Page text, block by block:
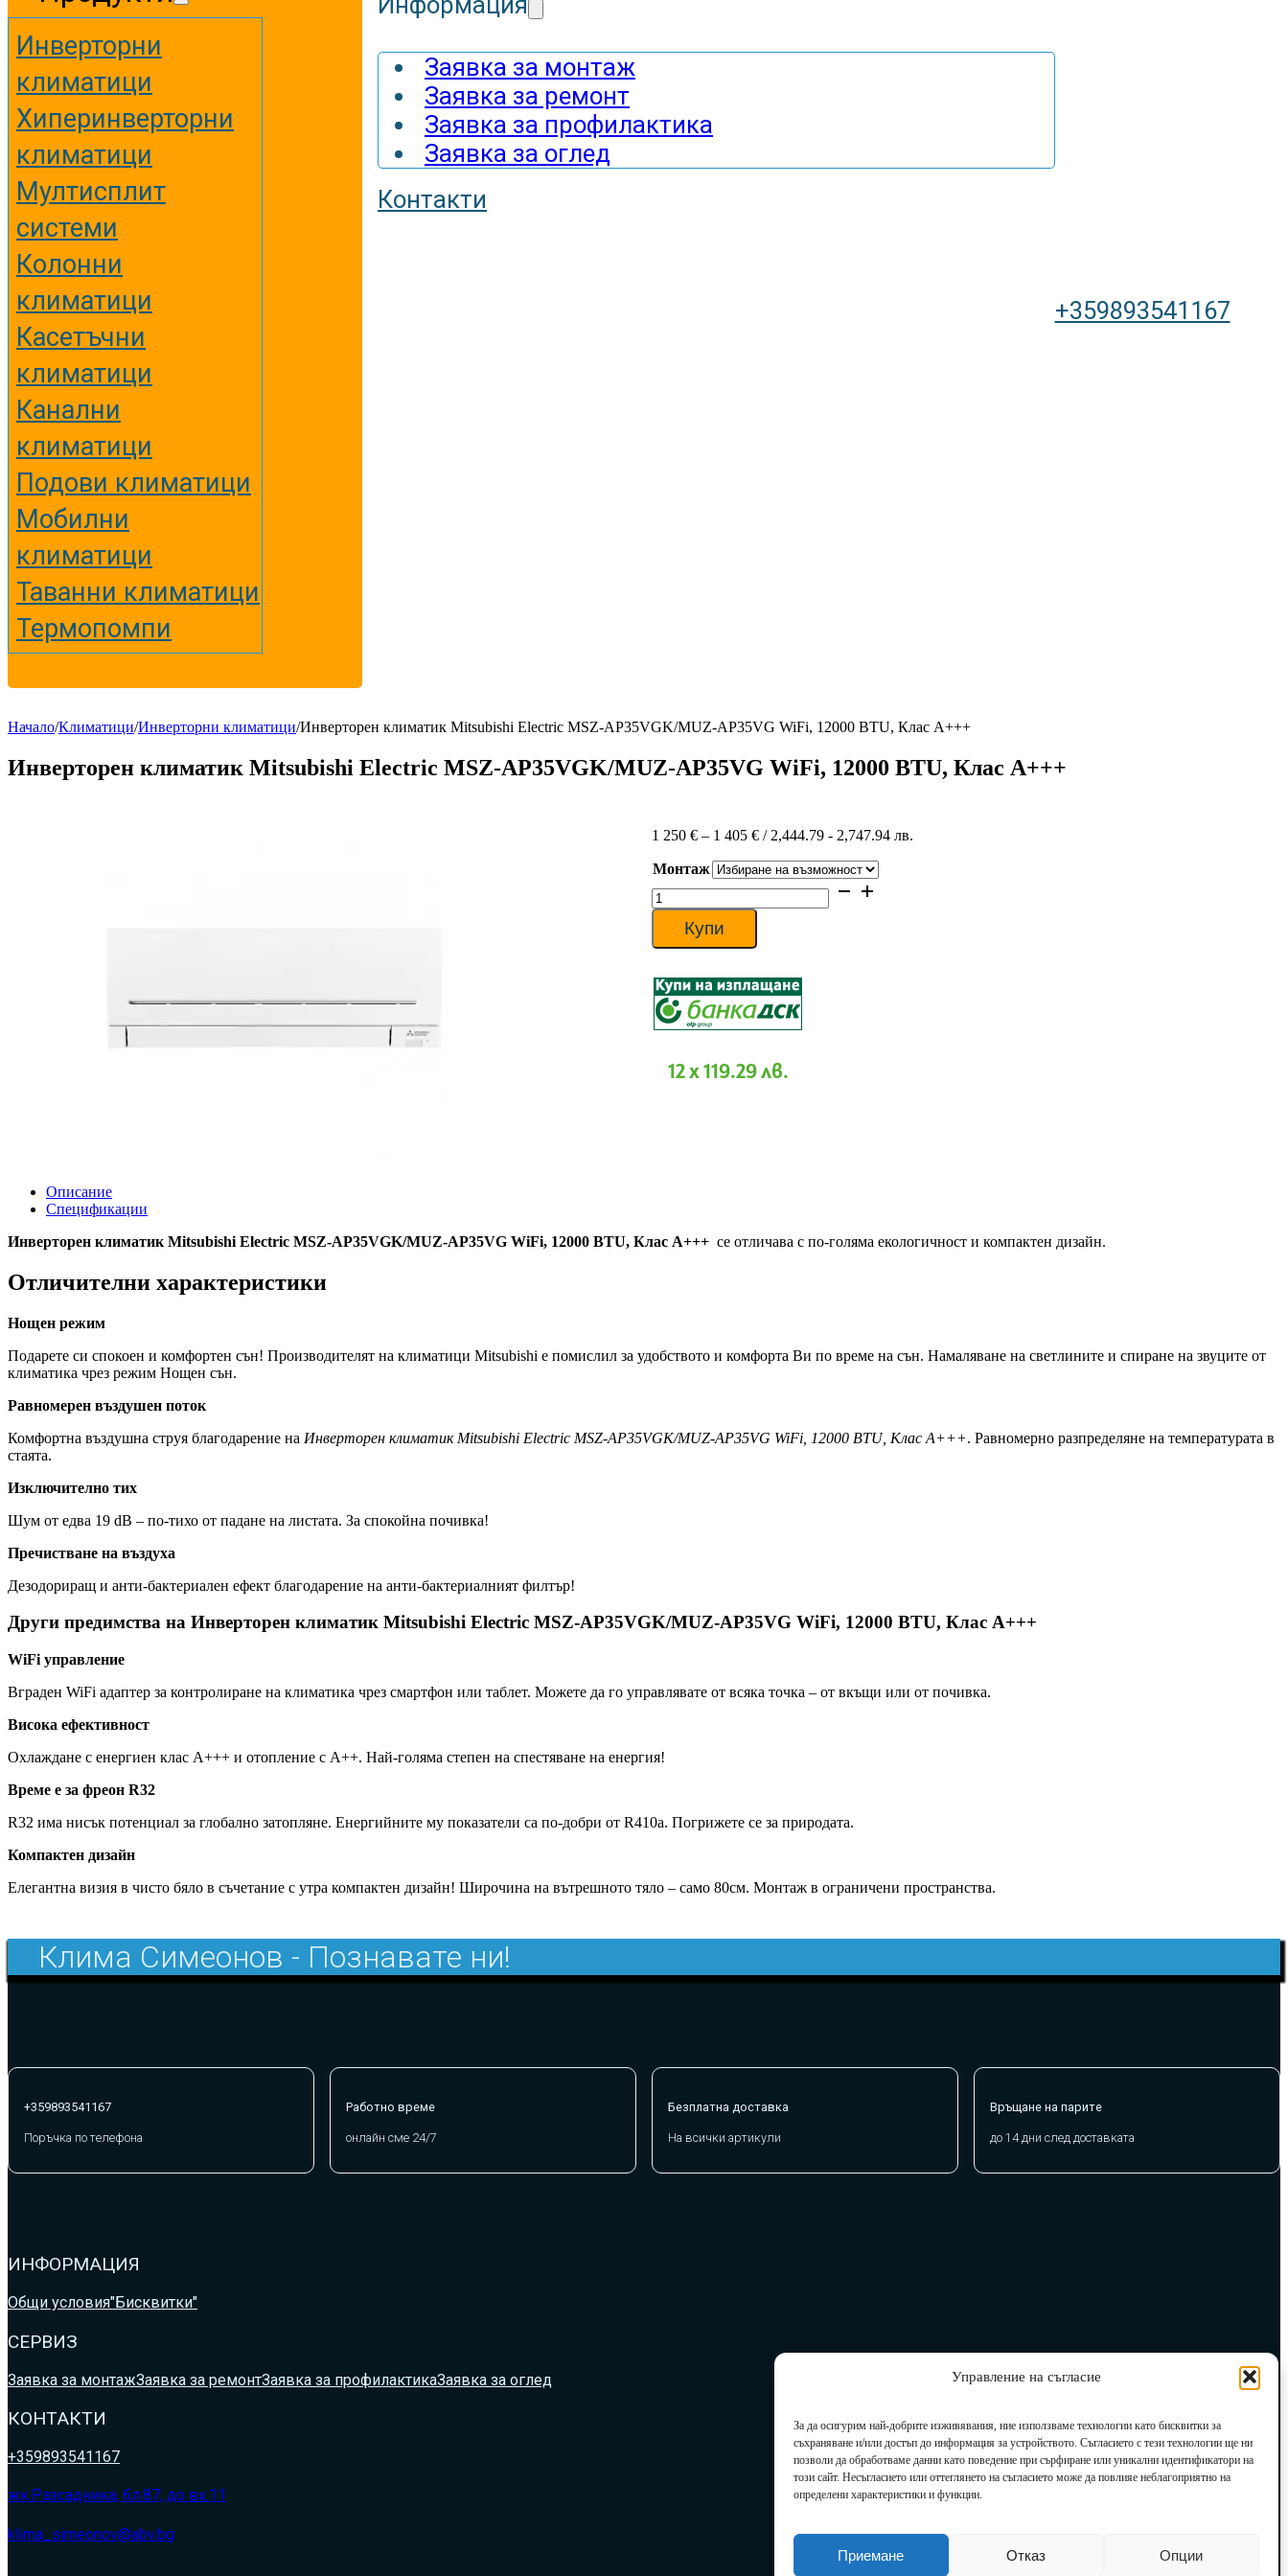
Управление на съгласие
За да осигурим най-добрите изживявания, ние използваме технологии като бисквитки за
съхраняване и/или достъп до информация за устройството. Съгласието с тези технологии ще ни
позволи да обработваме данни като поведение при сърфиране или уникални идентификатори на
този сайт. Несъгласието или оттеглянето на съгласието може да повлияе неблагоприятно на
определени характеристики и функции.
Приемане Отказ Опции
Инверторни
климатици
Хиперинверторни
климатици
Мултисплит
системи
Колонни
климатици
Касетъчни
климатици
Канални
климатици
Подови климатици
Мобилни
климатици
Таванни климатици
Термопомпи
Заявка за монтаж
Заявка за ремонт
Заявка за профилактика
Заявка за оглед
Контакти
+359893541167
Начало/Климатици/Инверторни климатици/Инверторен климатик Mitsubishi Electric MSZ-AP35VGK/MUZ-AP35VG WiFi, 12000 BTU, Клас A+++
Инверторен климатик Mitsubishi Electric MSZ-AP35VGK/MUZ-AP35VG WiFi, 12000 BTU, Клас A+++
1 250 € – 1 405 €Price
1
250 €
/ 2,444.79 - 2,747.94 лв.
Монтаж
количество
за
Инверторен
климатик
MSZ-
AP35VGK/MUZ-
AP35VG
BTU,
Купи
12 x 119.29 лв.
Описание
Спецификации
Инверторен климатик Mitsubishi Electric MSZ-AP35VGK/MUZ-AP35VG WiFi, 12000 BTU, Клас A+++ се отличава с по-голяма екологичност и компактен дизайн.
Отличителни характеристики
Нощен режим
Подарете си спокоен и комфортен сън! Производителят на климатици Mitsubishi е помислил за удобството и комфорта Ви по време на сън. Намаляване на светлините и спиране на звуците от
климатика чрез режим Нощен сън.
Равномерен въздушен поток
Комфортна въздушна струя благодарение на Инверторен климатик Mitsubishi Electric MSZ-AP35VGK/MUZ-AP35VG WiFi, 12000 BTU, Клас A+++. Равномерно разпределяне на температурата в
стаята.
Изключително тих
Шум от едва 19 dB – по-тихо от падане на листата. За спокойна почивка!
Пречистване на въздуха
Дезодориращ и анти-бактериален ефект благодарение на анти-бактериалният филтър!
Други предимства на Инверторен климатик Mitsubishi Electric MSZ-AP35VGK/MUZ-AP35VG WiFi, 12000 BTU, Клас A+++
WiFi управление
Вграден WiFi адаптер за контролиране на климатика чрез смартфон или таблет. Можете да го управлявате от всяка точка – от вкъщи или от почивка.
Висока ефективност
Охлаждане с енергиен клас А+++ и отопление с А++. Най-голяма степен на спестяване на енергия!
Време е за фреон R32
R32 има нисък потенциал за глобално затопляне. Енергийните му показатели са по-добри от R410a. Погрижете се за природата.
Компактен дизайн
Елегантна визия в чисто бяло в съчетание с утра компактен дизайн! Широчина на вътрешното тяло – само 80см. Монтаж в ограничени пространства.
Клима Симеонов - Познавате ни!
+359893541167
Поръчка по телефона
Работно време
онлайн сме 24/7
Безплатна доставка
На всички артикули
Връщане на парите
до 14 дни след доставката
ИНФОРМАЦИЯ
Общи условия"Бисквитки"
СЕРВИЗ
Заявка за монтажЗаявка за ремонтЗаявка за профилактикаЗаявка за оглед
КОНТАКТИ
+359893541167
жк.Разсадника, бл.87, до вх.11
klima_simeonov@abv.bg